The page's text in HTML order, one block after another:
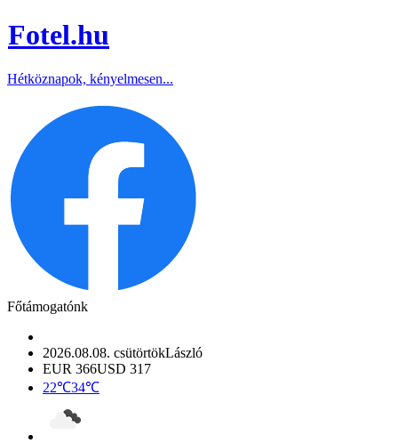
Fotel.hu
Hétköznapok, kényelmesen...
Főtámogatónk
2026.08.08. csütörtökLászló
EUR 366USD 317
22℃34℃